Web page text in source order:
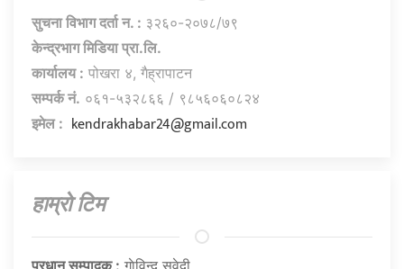
सुचना विभाग दर्ता न. : ३२६०-२०७८/७९
केन्द्रभाग मिडिया प्रा.लि.
कार्यालय : पोखरा ४, गैह्रापाटन
सम्पर्क नं. ०६१-५३२८६६ / ९८५६०६०८२४
इमेल : kendrakhabar24@gmail.com
हाम्राे टिम
प्रधान सम्पादक : गाेविन्द सुवेदी